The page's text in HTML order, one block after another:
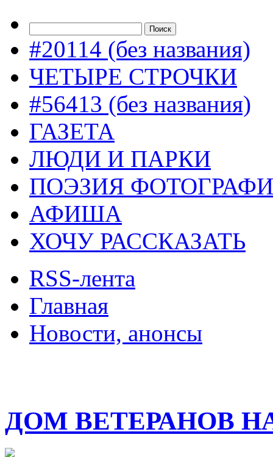
#20114 (без названия)
ЧЕТЫРЕ СТРОЧКИ
#56413 (без названия)
ГАЗЕТА
ЛЮДИ И ПАРКИ
ПОЭЗИЯ
АФИША
ХОЧУ РАССКАЗАТЬ
RSS-лента
Главная
Новости, анонсы
ДОМ ВЕТЕРАНОВ